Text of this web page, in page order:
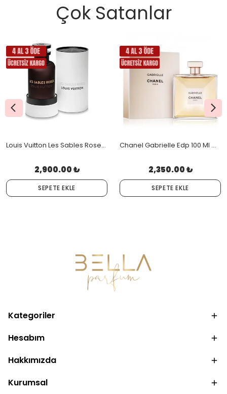
Çok Satanlar
Louis Vuitton Les Sables Roses Edp 100 Ml Orjinal Kutulu
2,900.00 ₺
SEPETE EKLE
Chanel Gabrielle Edp 100 Ml Orjinal Kutulu
2,350.00 ₺
SEPETE EKLE
Kategoriler
Hesabım
Hakkımızda
Kurumsal